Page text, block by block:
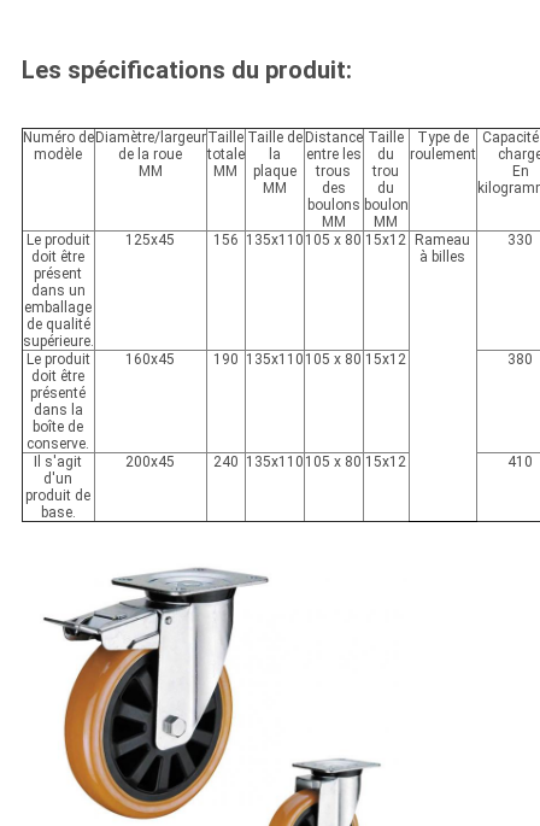
Les spécifications du produit:
Numéro de
modèle
Diamètre/largeur
de la roue
MM
Taille
totale
MM
Taille de
la
plaque
MM
Distance
entre les
trous
des
boulons
MM
Taille
du
trou
du
boulon
MM
Type de
roulement
En
Le produit
doit être
présent
dans un
emballage
de qualité
supérieure.
125x45 156 135x110 105 x 80 15x12
Rameau
à billes
330
Le produit
doit être
présenté
dans la
boîte de
conserve.
160x45 190 135x110 105 x 80 15x12 380
Il s'agit
d'un
produit de
base.
200x45 240 135x110 105 x 80 15x12 410